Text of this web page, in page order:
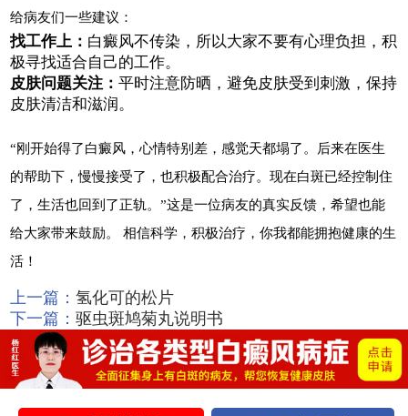
给病友们一些建议：
找工作上： 白癜风不传染，所以大家不要有心理负担，积
极寻找适合自己的工作。
皮肤问题关注：平时注意防晒，避免皮肤受到刺激，保持
皮肤清洁和滋润。
“刚开始得了白癜风，心情特别差，感觉天都塌了。后来在医生
的帮助下，慢慢接受了，也积极配合治疗。现在白斑已经控制住
了，生活也回到了正轨。”这是一位病友的真实反馈，希望也能
给大家带来鼓励。 相信科学，积极治疗，你我都能拥抱健康的生
活！
上一篇：氢化可的松片
下一篇：驱虫斑鸠菊丸说明书